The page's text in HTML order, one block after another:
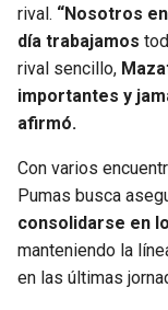
rival. “Nosotros
día trabajamos
rival sencillo,
importantes y
afirmó.
Con varios
Pumas busca
consolidarse en
manteniendo la
en las últimas